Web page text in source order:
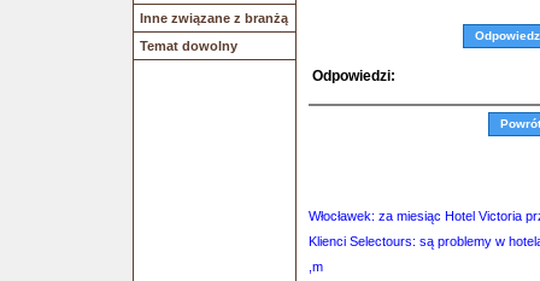
Inne związane z branżą
Temat dowolny
Odpowiedz
Odpowiedzi:
Włocławek: za miesiąc Hotel Victoria
Klienci Selectours: są problemy w
,m